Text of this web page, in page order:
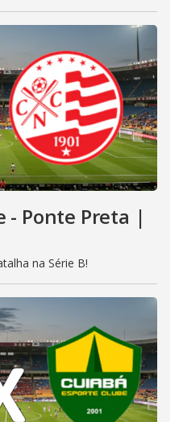
- Ponte Preta |
na Série B!